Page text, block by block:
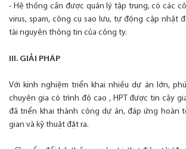
- Hệ thống cần được quản lý tập trung, có các
virus, spam, công cụ sao lưu, tự động cập nhật
tài nguyên thông tin của công ty.
III. GIẢI PHÁP
Với kinh nghiệm triển khai nhiều dự án lớn,
chuyên gia có trình độ cao , HPT được tin cậy
đã triển khai thành công dự án, đáp ứng hoàn
gian và kỹ thuật đặt ra.